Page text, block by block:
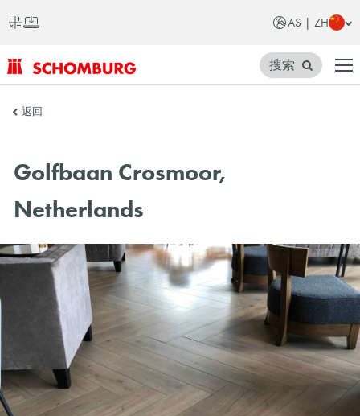
AS | ZH
SCHOMBURG
洲
搜索
返回
Golfbaan Crosmoor,
Netherlands